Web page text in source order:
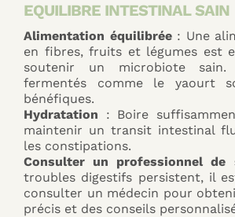
EQUILIBRE INTESTINAL SAIN
Alimentation équilibrée: Une
en fibres, fruits et légumes est
soutenir un microbiote sain.
fermentés comme le yaourt
bénéfiques.
Hydratation : Boire
maintenir un transit intestinal
les constipations.
Consulter un professionnel de
troubles digestifs persistent, il
consulter un médecin pour
précis et des conseils